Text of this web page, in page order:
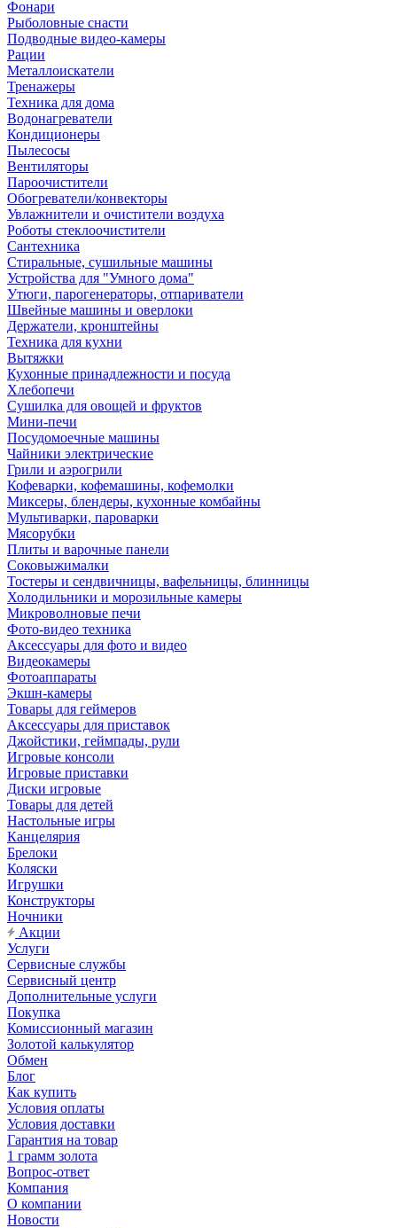
Фонари
Рыболовные снасти
Подводные видео-камеры
Рации
Металлоискатели
Тренажеры
Техника для дома
Водонагреватели
Кондиционеры
Пылесосы
Вентиляторы
Пароочистители
Обогреватели/конвекторы
Увлажнители и очистители воздуха
Роботы стеклоочистители
Сантехника
Стиральные, сушильные машины
Устройства для "Умного дома"
Утюги, парогенераторы, отпариватели
Швейные машины и оверлоки
Держатели, кронштейны
Техника для кухни
Вытяжки
Кухонные принадлежности и посуда
Хлебопечи
Сушилка для овощей и фруктов
Мини-печи
Посудомоечные машины
Чайники электрические
Грили и аэрогрили
Кофеварки, кофемашины, кофемолки
Миксеры, блендеры, кухонные комбайны
Мультиварки, пароварки
Мясорубки
Плиты и варочные панели
Соковыжималки
Тостеры и сендвичницы, вафельницы, блинницы
Холодильники и морозильные камеры
Микроволновые печи
Фото-видео техника
Аксессуары для фото и видео
Видеокамеры
Фотоаппараты
Экшн-камеры
Товары для геймеров
Аксессуары для приставок
Джойстики, геймпады, рули
Игровые консоли
Игровые приставки
Диски игровые
Товары для детей
Настольные игры
Канцелярия
Брелоки
Коляски
Игрушки
Конструкторы
Ночники
Акции
Услуги
Сервисные службы
Сервисный центр
Дополнительные услуги
Покупка
Комиссионный магазин
Золотой калькулятор
Обмен
Блог
Как купить
Условия оплаты
Условия доставки
Гарантия на товар
1 грамм золота
Вопрос-ответ
Компания
О компании
Новости